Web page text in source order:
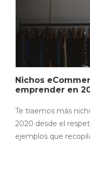
Nichos
emprender en
Te traemos más
2020 desde el
ejemplos que